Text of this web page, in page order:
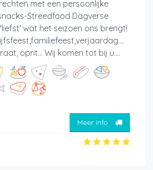
met een persoonlijke
Streedfood Dagverse
wat het seizoen ons brengt!
oprit... Wij komen tot bij u....
Meer info